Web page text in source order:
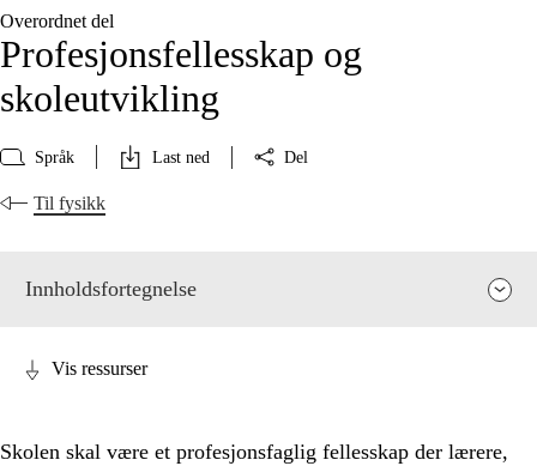
Overordnet del
Profesjonsfellesskap og
skoleutvikling
Språk Last ned Del
Til fysikk
Innholdsfortegnelse
Vis ressurser
Skolen skal være et profesjonsfaglig fellesskap der lærere,